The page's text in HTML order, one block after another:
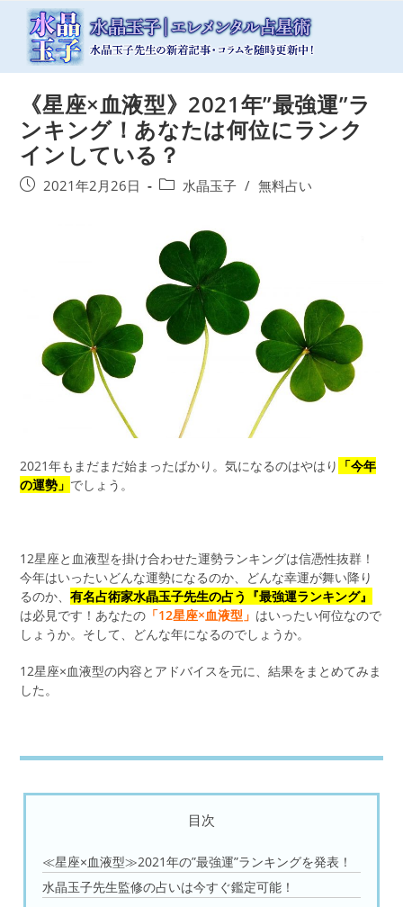
《星座×血液型》2021年”最強運”ラ
ンキング！あなたは何位にランク
インしている？
投
2021年2月26日
投
テ
ゴ
リ
ー:
水晶玉子 / 無料占い
2021年もまだまだ始まったばかり。気になるのはやはり 「今年
の運勢」 でしょう。
12星座と血液型を掛け合わせた運勢ランキングは信憑性抜群！
今年はいったいどんな運勢になるのか、どんな幸運が舞い降り
るのか、有名占術家水晶玉子先生の占う『最強運ランキング』
は必見です！あなたの 「12星座×血液型」 はいったい何位なので
しょうか。そして、どんな年になるのでしょうか。
12星座×血液型の内容とアドバイスを元に、結果をまとめてみま
した。
目次
≪星座×血液型≫2021年の”最強運”ランキングを発表！
水晶玉子先生監修の占いは今すぐ鑑定可能！